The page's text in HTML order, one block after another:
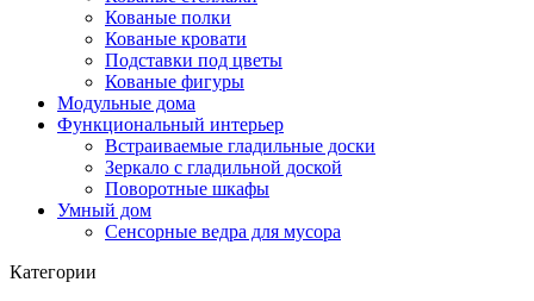
Кованые полки
Кованые кровати
Подставки под цветы
Кованые фигуры
Модульные дома
Функциональный интерьер
Встраиваемые гладильные доски
Зеркало с гладильной доской
Поворотные шкафы
Умный дом
Сенсорные ведра для мусора
Категории